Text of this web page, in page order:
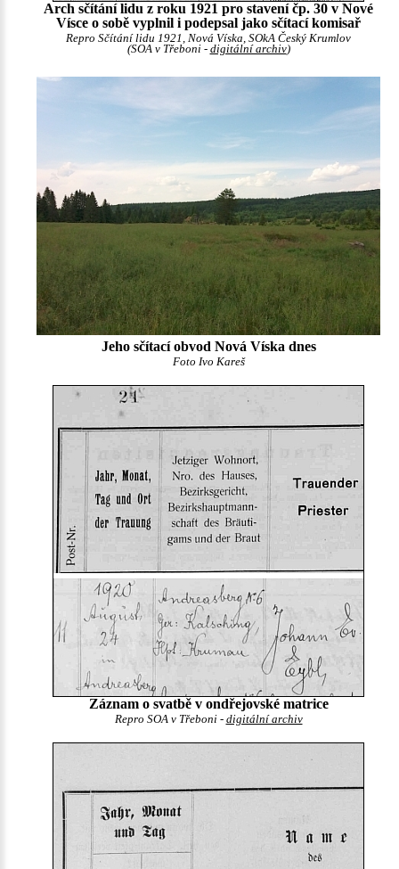
Arch sčítání lidu z roku 1921 pro stavení čp. 30 v Nové
Vísce o sobě vyplnil i podepsal jako sčítací komisař
Repro Sčítání lidu 1921, Nová Víska, SOkA Český Krumlov
(SOA v Třeboni - digitální archiv)
Jeho sčítací obvod Nová Víska dnes
Foto Ivo Kareš
Záznam o svatbě v ondřejovské matrice
Repro SOA v Třeboni - digitální archiv